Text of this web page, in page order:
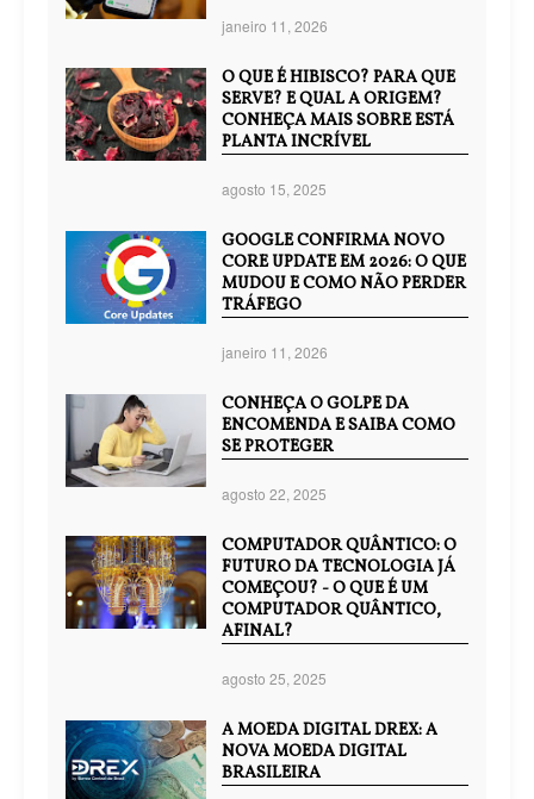
janeiro 11, 2026
O QUE É HIBISCO? PARA QUE
SERVE? E QUAL A ORIGEM?
CONHEÇA MAIS SOBRE ESTÁ
PLANTA INCRÍVEL
agosto 15, 2025
GOOGLE CONFIRMA NOVO
CORE UPDATE EM 2026: O QUE
MUDOU E COMO NÃO PERDER
TRÁFEGO
janeiro 11, 2026
CONHEÇA O GOLPE DA
ENCOMENDA E SAIBA COMO
SE PROTEGER
agosto 22, 2025
COMPUTADOR QUÂNTICO: O
FUTURO DA TECNOLOGIA JÁ
COMEÇOU? - O QUE É UM
COMPUTADOR QUÂNTICO,
AFINAL?
agosto 25, 2025
A MOEDA DIGITAL DREX: A
NOVA MOEDA DIGITAL
BRASILEIRA